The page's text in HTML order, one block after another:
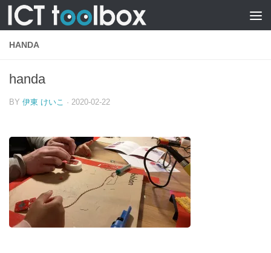
HANDA
handa
BY 伊東 けいこ · 2020-02-22